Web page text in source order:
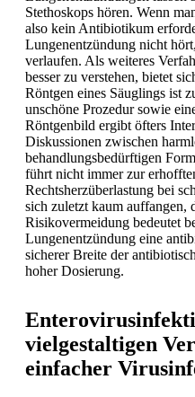
Stethoskops hören. Wenn
also kein Antibiotikum
Lungenentzündung nicht
verlaufen. Als weiteres
besser zu verstehen, bietet
Röntgen eines Säuglings ist
unschöne Prozedur sowie
Röntgenbild ergibt öfters
Diskussionen zwischen
behandlungsbedürftigen
führt nicht immer zur
Rechtsherzüberlastung bei
sich zuletzt kaum auffangen,
Risikovermeidung bedeutet
Lungenentzündung eine
sicherer Breite der
hoher Dosierung.
vielgestaltigen
einfacher